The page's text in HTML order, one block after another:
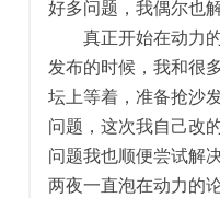
好多问题，我偶尔也
真正开始在动力的
发布的时候，我和很
坛上等着，准备抢沙
问题，这次我自己改
问题我也顺便尝试解
两夜一直泡在动力的